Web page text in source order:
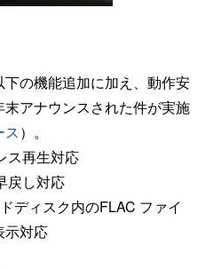
の機能追加に加え、動作安
アナウンスされた件が実施
ス）。
ス再生対応
戻し対応
ディスク内のFLAC ファイ
示対応